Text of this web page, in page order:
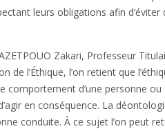
leurs obligations afin d’éviter
Zakari, Professeur
de l’Éthique, l’on retient que
comportement d’une personne
en conséquence. La
conduite. À ce sujet l’on peut